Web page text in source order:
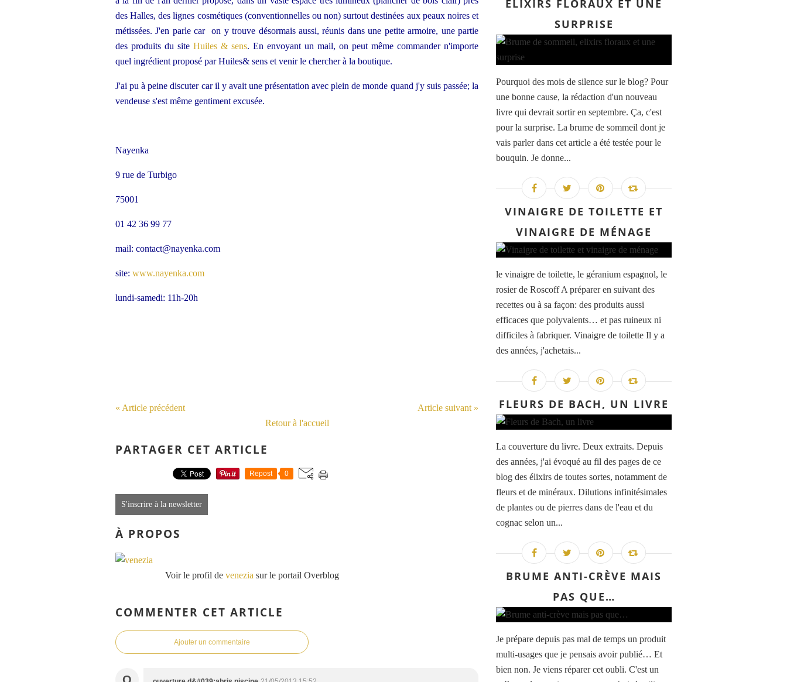
des Halles, des lignes cosmétiques (conventionnelles ou non) surtout destinées aux peaux noires et
métissées. J'en parle car on y trouve désormais aussi, réunis dans une petite armoire, une partie
des produits du site Huiles & sens. En envoyant un mail, on peut même commander n'importe
quel ingrédient proposé par Huiles& sens et venir le chercher à la boutique.
J'ai pu à peine discuter car il y avait une présentation avec plein de monde quand j'y suis passée; la
vendeuse s'est même gentiment excusée.
Nayenka
9 rue de Turbigo
75001
01 42 36 99 77
mail: contact@nayenka.com
site: www.nayenka.com
lundi-samedi: 11h-20h
« Article précédent
Article suivant »
Retour à l'accueil
PARTAGER CET ARTICLE
Repost 0
S'inscrire à la newsletter
À PROPOS
Voir le profil de venezia sur le portail Overblog
COMMENTER CET ARTICLE
Ajouter un commentaire
ELIXIRS FLORAUX ET UNE
SURPRISE
Pourquoi des mois de silence sur le blog? Pour
une bonne cause, la rédaction d'un nouveau
livre qui devrait sortir en septembre. Ça, c'est
pour la surprise. La brume de sommeil dont je
vais parler dans cet article a été testée pour le
bouquin. Je donne...
VINAIGRE DE TOILETTE ET
VINAIGRE DE MÉNAGE
le vinaigre de toilette, le géranium espagnol, le
rosier de Roscoff A préparer en suivant des
recettes ou à sa façon: des produits aussi
efficaces que polyvalents… et pas ruineux ni
difficiles à fabriquer. Vinaigre de toilette Il y a
des années, j'achetais...
FLEURS DE BACH, UN LIVRE
La couverture du livre. Deux extraits. Depuis
des années, j'ai évoqué au fil des pages de ce
blog des élixirs de toutes sortes, notamment de
fleurs et de minéraux. Dilutions infinitésimales
de plantes ou de pierres dans de l'eau et du
cognac selon un...
BRUME ANTI-CRÈVE MAIS
PAS QUE…
Je prépare depuis pas mal de temps un produit
multi-usages que je pensais avoir publié… Et
bien non. Je viens réparer cet oubli. C'est un